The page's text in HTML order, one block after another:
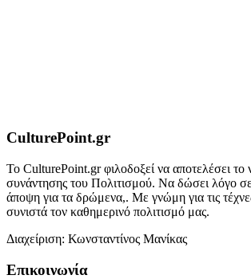
CulturePoint.gr
Το CulturePoint.gr φιλοδοξεί να αποτελέσει το
συνάντησης του Πολιτισμού. Να δώσει λόγο
άποψη για τα δρώμενα,. Με γνώμη για τις
συνιστά τον καθημερινό πολιτισμό μας.
Διαχείριση: Κωνσταντίνος Μανίκας
Επικοινωνία